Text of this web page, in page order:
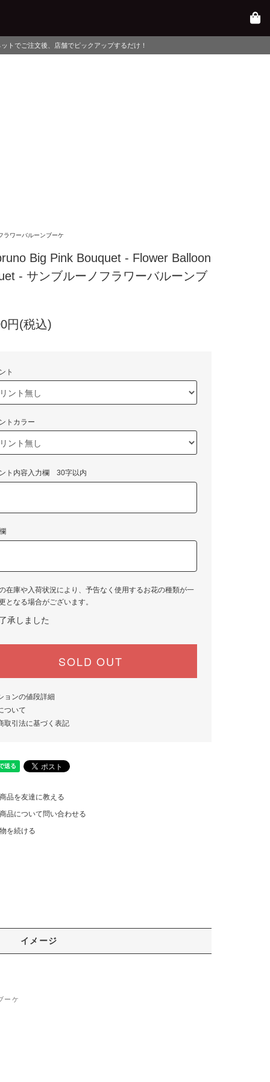
クアップするだけ！
ラワーバルーンブーケ
Big Pink Bouquet - Flower Balloon
- サンブルーノフラワーバルーンブ
円(税込)
ト
トカラー
ト内容入力欄 30字以内
在庫や入荷状況により、予告なく使用するお花の種類が一
となる場合がございます。
承しました
SOLD OUT
ョンの値段詳細
ついて
取引法に基づく表記
品を友達に教える
品について問い合わせる
を続ける
イメージ
ーケ